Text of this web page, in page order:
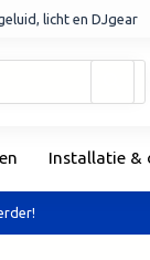
licht en DJgear
Installatie &